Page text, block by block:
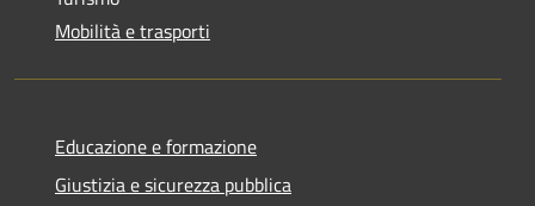
Mobilità e trasporti
Educazione e formazione
Giustizia e sicurezza pubblica